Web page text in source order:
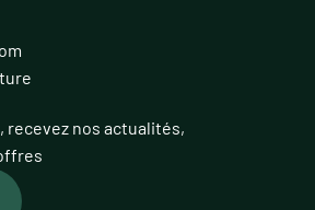
recevez nos actualités,